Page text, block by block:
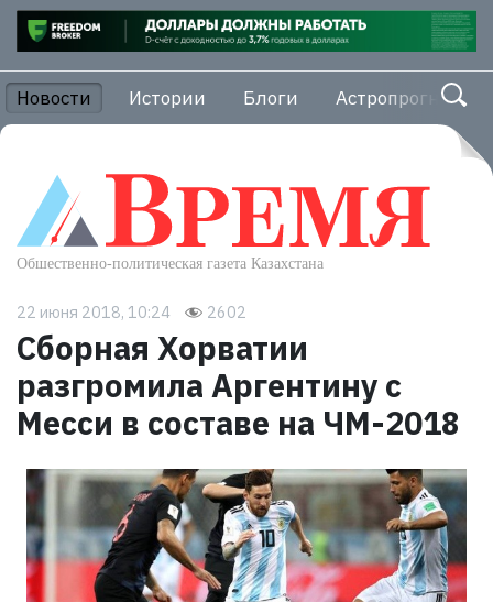
Новости Истории Блоги Астропрогноз
22 июня 2018, 10:24 2602
Сборная Хорватии
разгромила Аргентину с
Месси в составе на ЧМ-2018